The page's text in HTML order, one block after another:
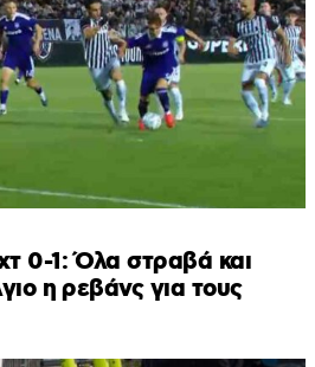
0-1: Όλα στραβά και
η ρεβάνς για τους